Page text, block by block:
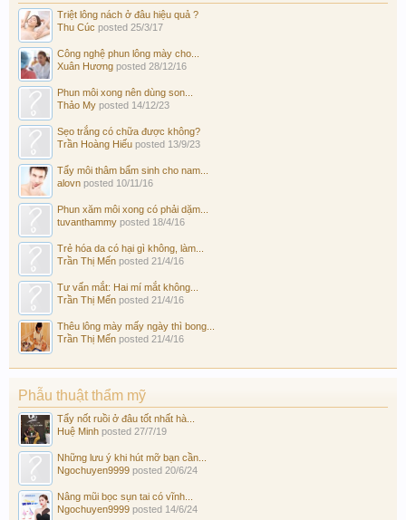
Triệt lông nách ở đâu hiệu quả ?
Thu Cúc posted 25/3/17
Công nghệ phun lông mày cho...
Xuân Hương posted 28/12/16
Phun môi xong nên dùng son...
Thảo My posted 14/12/23
Sẹo trắng có chữa được không?
Trần Hoàng Hiếu posted 13/9/23
Tẩy môi thâm bẩm sinh cho nam...
alovn posted 10/11/16
Phun xăm môi xong có phải dặm...
tuvanthammy posted 18/4/16
Trẻ hóa da có hại gì không, làm...
Trần Thị Mến posted 21/4/16
Tư vấn mắt: Hai mí mắt không...
Trần Thị Mến posted 21/4/16
Thêu lông mày mấy ngày thì bong...
Trần Thị Mến posted 21/4/16
Phẫu thuật thẩm mỹ
Tẩy nốt ruồi ở đâu tốt nhất hà...
Huệ Minh posted 27/7/19
Những lưu ý khi hút mỡ bạn cần...
Ngochuyen9999 posted 20/6/24
Nâng mũi bọc sụn tai có vĩnh...
Ngochuyen9999 posted 14/6/24